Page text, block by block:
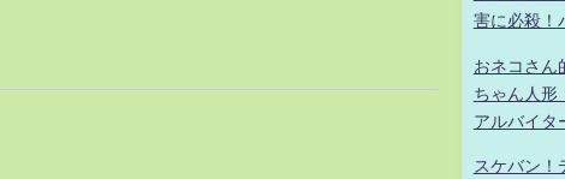
害に必殺！
おネコさ
ちゃん人形
アルバイタ
スケバン！